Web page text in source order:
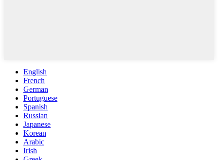
English
French
German
Portuguese
Spanish
Russian
Japanese
Korean
Arabic
Irish